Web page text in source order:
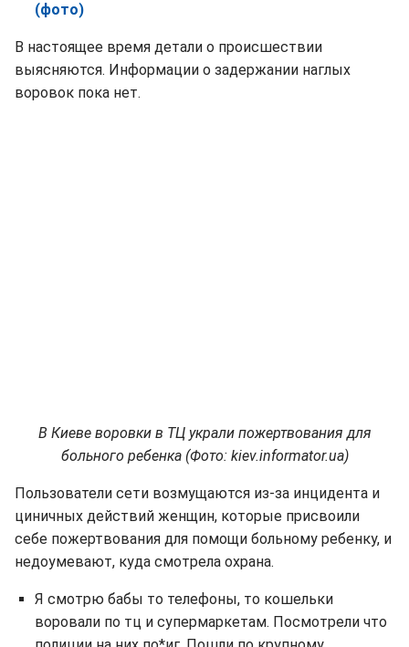
(фото)
В настоящее время детали о происшествии
выясняются. Информации о задержании наглых
воровок пока нет.
В Киеве воровки в ТЦ украли пожертвования для
больного ребенка (Фото: kiev.informator.ua)
Пользователи сети возмущаются из-за инцидента и
циничных действий женщин, которые присвоили
себе пожертвования для помощи больному ребенку, и
недоумевают, куда смотрела охрана.
Я смотрю бабы то телефоны, то кошельки
воровали по тц и супермаркетам. Посмотрели что